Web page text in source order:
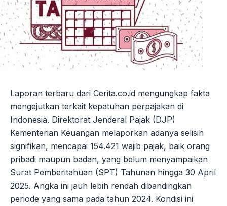
Laporan terbaru dari Cerita.co.id mengungkap fakta
mengejutkan terkait kepatuhan perpajakan di
Indonesia. Direktorat Jenderal Pajak (DJP)
Kementerian Keuangan melaporkan adanya selisih
signifikan, mencapai 154.421 wajib pajak, baik orang
pribadi maupun badan, yang belum menyampaikan
Surat Pemberitahuan (SPT) Tahunan hingga 30 April
2025. Angka ini jauh lebih rendah dibandingkan
periode yang sama pada tahun 2024. Kondisi ini